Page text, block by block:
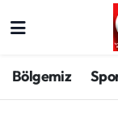
Bölgemiz
Spor
Trabzon